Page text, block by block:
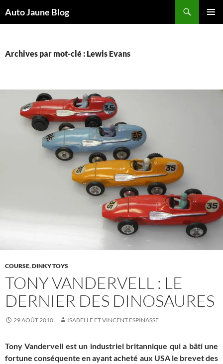
Auto Jaune Blog
Archives par mot-clé : Lewis Evans
COURSE,DINKY TOYS
TONY VANDERVELL : LE
DERNIER DES DINOSAURES
29 AOÛT 2010 ISABELLE ET VINCENT ESPINASSE
Tony Vandervell est un industriel britannique qui a bâti une
fortune conséquente en ayant acheté aux USA le brevet des